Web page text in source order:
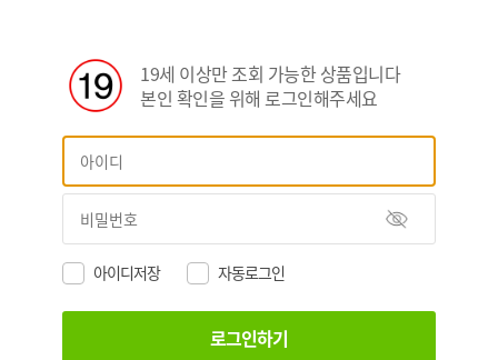
19세 이상만 조회 가능한 상품입니다
본인 확인을 위해 로그인해주세요
아이디저장 자동로그인